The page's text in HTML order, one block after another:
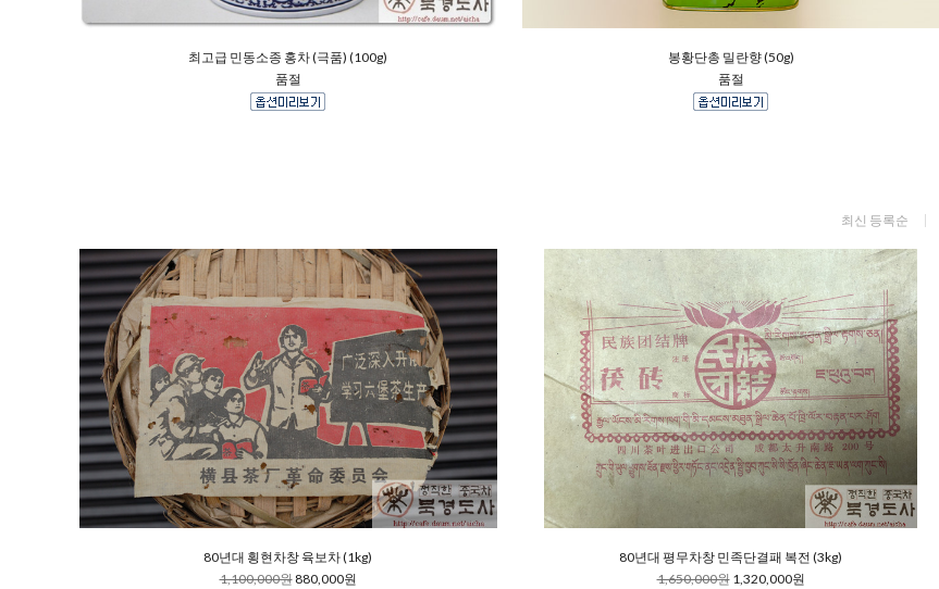
최고급 민동소종 홍차 (극품) (100g)
품절
봉황단총 밀란향 (50g)
품절
최신 등록순
80년대 횡현차창 육보차 (1kg)
1,100,000원880,000원
80년대 평무차창 민족단결패 복전 (3kg)
1,650,000원 1,320,000원